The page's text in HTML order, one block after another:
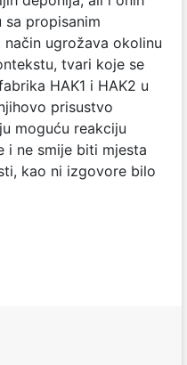
sa propisanim
ugrožava okolinu
tvari koje se
HAK1 i HAK2 u
prisustvo
moguću reakciju
i ne smije biti mjesta
kao ni izgovore bilo